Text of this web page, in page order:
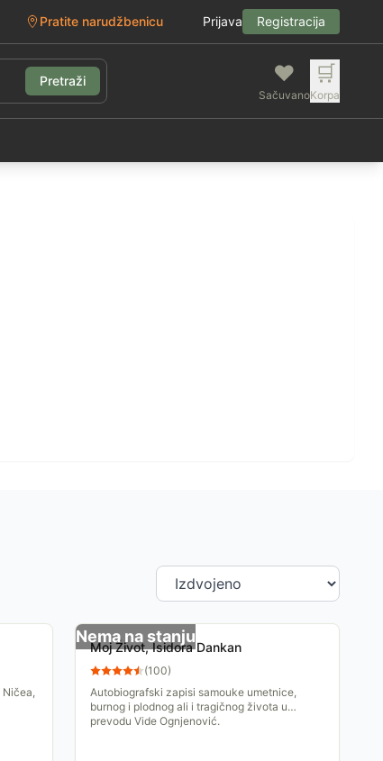
Pratite narudžbenicu Prijava Registracija
Pretraži ❤️
Sačuvano
🛒
Korpa
Ničea,
Nema na stanju
Moj Život, Isidora Dankan
(100)
Autobiografski zapisi samouke umetnice,
burnog i plodnog ali i tragičnog života u
prevodu Vide Ognjenović.